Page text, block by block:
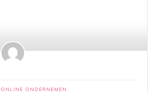
ONLINE ONDERNEMEN